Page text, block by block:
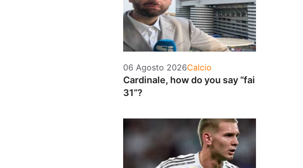
06 Agosto 2026Categorie
Calcio
Cardinale, how do you say “fai
31”?